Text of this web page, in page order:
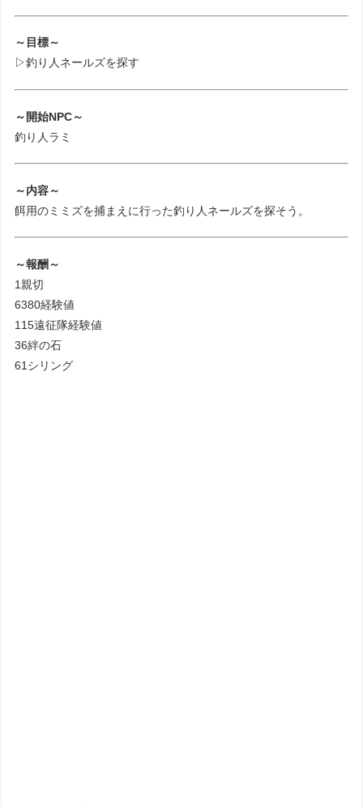
～目標～
▷釣り人ネールズを探す
～開始NPC～
釣り人ラミ
～内容～
餌用のミミズを捕まえに行った釣り人ネールズを探そう。
～報酬～
1親切
6380経験値
115遠征隊経験値
36絆の石
61シリング